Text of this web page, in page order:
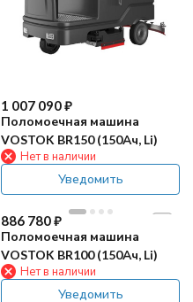
1 007 090₽
Поломоечная машина
VOSTOK BR150 (150Ач, Li)
Нет в наличии
Уведомить
886 780₽
Поломоечная машина
VOSTOK BR100 (150Ач, Li)
Нет в наличии
Уведомить